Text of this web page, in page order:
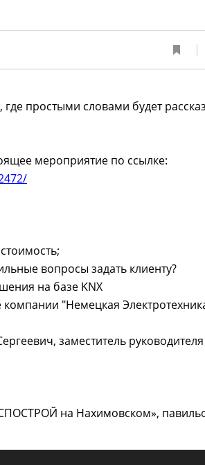
простыми словами будет
мероприятие по ссылке:
вопросы задать клиенту?
на базе KNX
"Немецкая
заместитель
на Нахимовском»,